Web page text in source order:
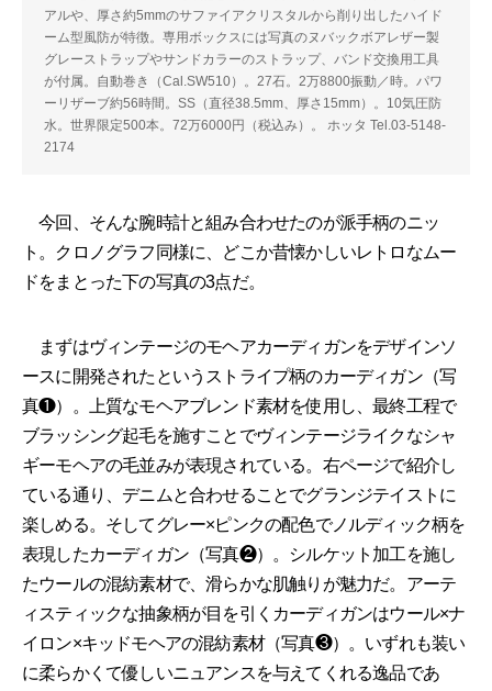
アルや、厚さ約5mmのサファイアクリスタルから削り出したハイド
ーム型風防が特徴。専用ボックスには写真のヌバックボアレザー製
グレーストラップやサンドカラーのストラップ、バンド交換用工具
が付属。自動巻き（Cal.SW510）。27石。2万8800振動／時。パワ
ーリザーブ約56時間。SS（直径38.5mm、厚さ15mm）。10気圧防
水。世界限定500本。72万6000円（税込み）。 ホッタ Tel.03-5148-
2174
今回、そんな腕時計と組み合わせたのが派手柄のニッ
ト。クロノグラフ同様に、どこか昔懐かしいレトロなムー
ドをまとった下の写真の3点だ。
まずはヴィンテージのモヘアカーディガンをデザインソ
ースに開発されたというストライプ柄のカーディガン（写
真❶）。上質なモヘアブレンド素材を使用し、最終工程で
ブラッシング起毛を施すことでヴィンテージライクなシャ
ギーモヘアの毛並みが表現されている。右ページで紹介し
ている通り、デニムと合わせることでグランジテイストに
楽しめる。そしてグレー×ピンクの配色でノルディック柄を
表現したカーディガン（写真❷）。シルケット加工を施し
たウールの混紡素材で、滑らかな肌触りが魅力だ。アーテ
ィスティックな抽象柄が目を引くカーディガンはウール×ナ
イロン×キッドモヘアの混紡素材（写真❸）。いずれも装い
に柔らかくて優しいニュアンスを与えてくれる逸品であ